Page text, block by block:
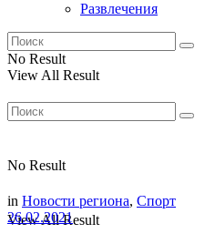
Развлечения
No Result
View All Result
No Result
View All Result
in Новости региона, Спорт
26.02.2021